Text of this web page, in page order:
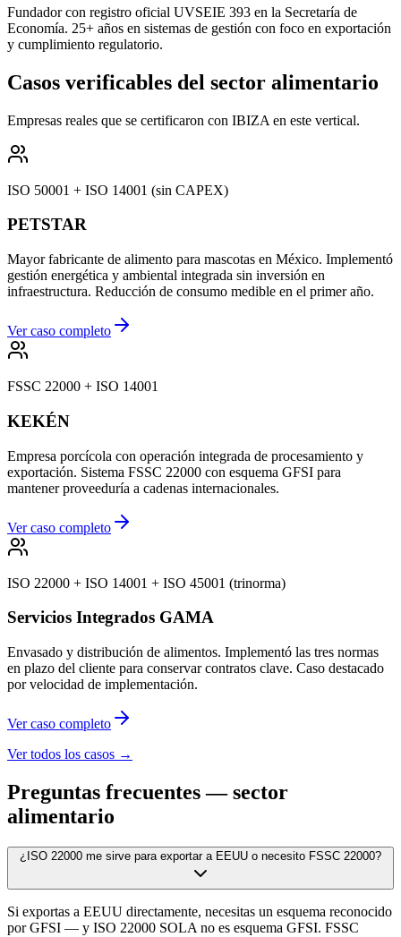
Fundador con registro oficial UVSEIE 393 en la Secretaría de
Economía. 25+ años en sistemas de gestión con foco en exportación
y cumplimiento regulatorio.
Casos verificables del sector alimentario
Empresas reales que se certificaron con IBIZA en este vertical.
ISO 50001 + ISO 14001 (sin CAPEX)
PETSTAR
Mayor fabricante de alimento para mascotas en México. Implementó
gestión energética y ambiental integrada sin inversión en
infraestructura. Reducción de consumo medible en el primer año.
Ver caso completo
FSSC 22000 + ISO 14001
KEKÉN
Empresa porcícola con operación integrada de procesamiento y
exportación. Sistema FSSC 22000 con esquema GFSI para
mantener proveeduría a cadenas internacionales.
Ver caso completo
ISO 22000 + ISO 14001 + ISO 45001 (trinorma)
Servicios Integrados GAMA
Envasado y distribución de alimentos. Implementó las tres normas
en plazo del cliente para conservar contratos clave. Caso destacado
por velocidad de implementación.
Ver caso completo
Ver todos los casos →
Preguntas frecuentes — sector
alimentario
¿ISO 22000 me sirve para exportar a EEUU o necesito FSSC 22000?
Si exportas a EEUU directamente, necesitas un esquema reconocido
por GFSI — y ISO 22000 SOLA no es esquema GFSI. FSSC